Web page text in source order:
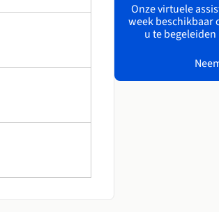
Onze virtuele
week beschikbaar
u te